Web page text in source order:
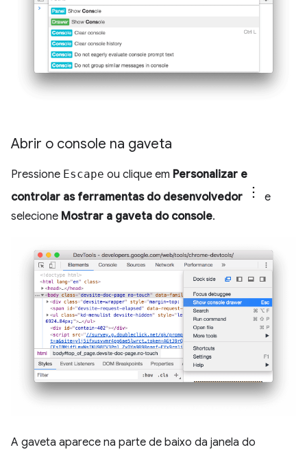
Abrir o console na gaveta
Pressione Escape ou clique em Personalizar e
controlar as ferramentas do desenvolvedor
e
selecione Mostrar a gaveta do console.
A gaveta aparece na parte de baixo da janela do